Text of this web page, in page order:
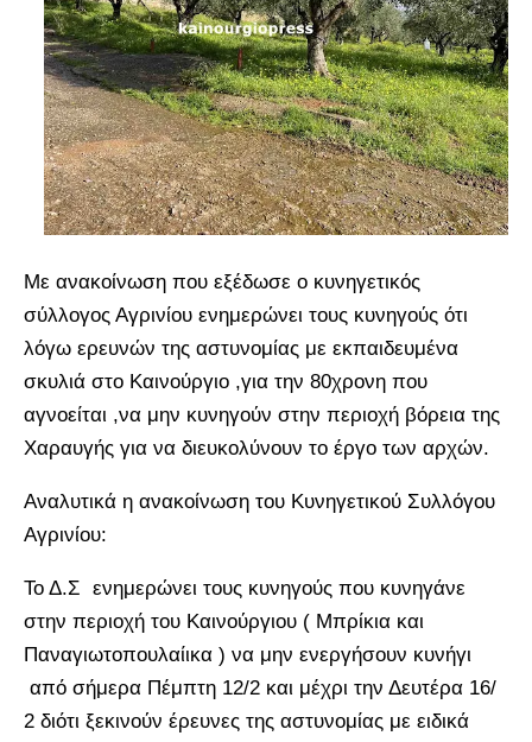
Με ανακοίνωση που εξέδωσε ο κυνηγετικός
σύλλογος Αγρινίου ενημερώνει τους κυνηγούς ότι
λόγω ερευνών της αστυνομίας με εκπαιδευμένα
σκυλιά στο Καινούργιο ,για την 80χρονη που
αγνοείται ,να μην κυνηγούν στην περιοχή βόρεια της
Χαραυγής για να διευκολύνουν το έργο των αρχών.
Αναλυτικά η ανακοίνωση του Κυνηγετικού Συλλόγου
Αγρινίου:
Το Δ.Σ ενημερώνει τους κυνηγούς που κυνηγάνε
στην περιοχή του Καινούργιου ( Μπρίκια και
Παναγιωτοπουλαίικα ) να μην ενεργήσουν κυνήγι
από σήμερα Πέμπτη 12/2 και μέχρι την Δευτέρα 16/
2 διότι ξεκινούν έρευνες της αστυνομίας με ειδικά